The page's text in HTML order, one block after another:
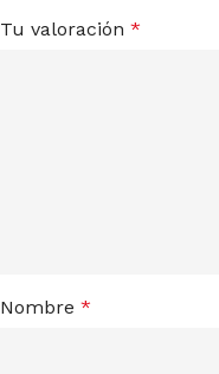
Tu valoración *
Nombre *